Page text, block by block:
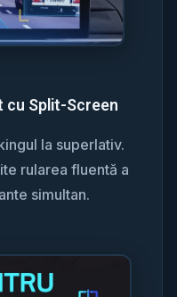
cu Split-Screen
la superlativ.
rularea fluentă a
simultan.